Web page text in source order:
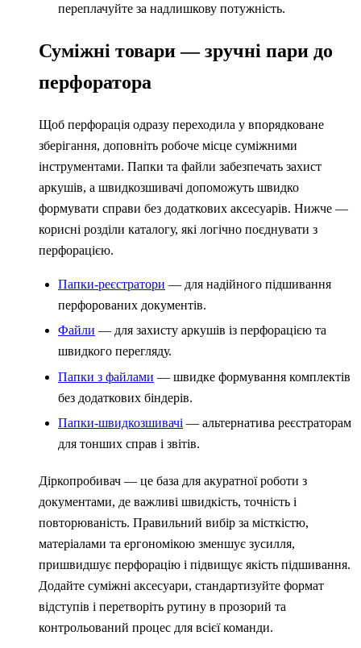
переплачуйте за надлишкову потужність.
Суміжні товари — зручні пари до
перфоратора
Щоб перфорація одразу переходила у впорядковане
зберігання, доповніть робоче місце суміжними
інструментами. Папки та файли забезпечать захист
аркушів, а швидкозшивачі допоможуть швидко
формувати справи без додаткових аксесуарів. Нижче —
корисні розділи каталогу, які логічно поєднувати з
перфорацією.
Папки-реєстратори — для надійного підшивання
перфорованих документів.
Файли — для захисту аркушів із перфорацією та
швидкого перегляду.
Папки з файлами — швидке формування комплектів
без додаткових біндерів.
Папки-швидкозшивачі — альтернатива реєстраторам
для тонших справ і звітів.
Діркопробивач — це база для акуратної роботи з
документами, де важливі швидкість, точність і
повторюваність. Правильний вибір за місткістю,
матеріалами та ергономікою зменшує зусилля,
пришвидшує перфорацію і підвищує якість підшивання.
Додайте суміжні аксесуари, стандартизуйте формат
відступів і перетворіть рутину в прозорий та
контрольований процес для всієї команди.